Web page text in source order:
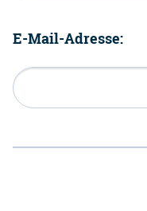
E-Mail-Adresse: